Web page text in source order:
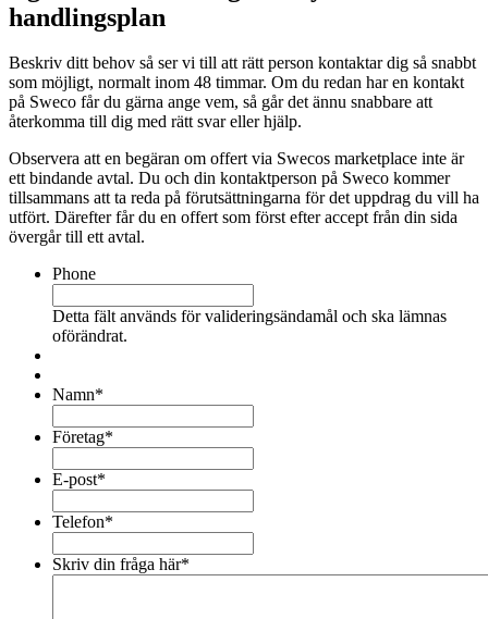
handlingsplan
Beskriv ditt behov så ser vi till att rätt person kontaktar dig så snabbt
som möjligt, normalt inom 48 timmar. Om du redan har en kontakt
på Sweco får du gärna ange vem, så går det ännu snabbare att
återkomma till dig med rätt svar eller hjälp.
Observera att en begäran om offert via Swecos marketplace inte är
ett bindande avtal. Du och din kontaktperson på Sweco kommer
tillsammans att ta reda på förutsättningarna för det uppdrag du vill ha
utfört. Därefter får du en offert som först efter accept från din sida
övergår till ett avtal.
Phone
Detta fält används för valideringsändamål och ska lämnas
oförändrat.
Namn*
Företag*
E-post*
Telefon*
Skriv din fråga här*